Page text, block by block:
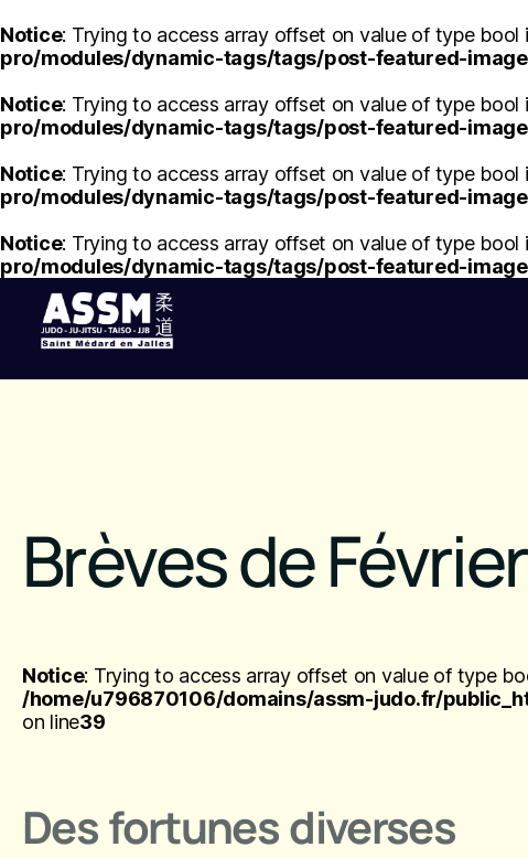
Notice: Trying to access array offset on value of type bool
pro/modules/dynamic-tags/tags/post-featured-
Notice: Trying to access array offset on value of type bool
pro/modules/dynamic-tags/tags/post-featured-
Notice: Trying to access array offset on value of type bool
pro/modules/dynamic-tags/tags/post-featured-
Notice: Trying to access array offset on value of type bool
pro/modules/dynamic-tags/tags/post-featured-
Brèves de Février
Notice: Trying to access array offset on value of type
/home/u796870106/domains/assm-judo.fr/
on line39
Des fortunes diverses